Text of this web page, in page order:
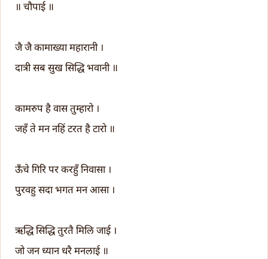
॥ चौपाई ॥
जै जै कामाख्या महारानी ।
दात्री सब सुख सिद्धि भवानी ॥
कामरुप है वास तुम्हारो ।
जहँ ते मन नहिं टरत है टारो ॥
ऊँचे गिरि पर करहुँ निवासा ।
पुरवहु सदा भगत मन आसा ।
ऋद्धि सिद्धि तुरतै मिलि जाई ।
जो जन ध्यान धरै मनलाई ॥